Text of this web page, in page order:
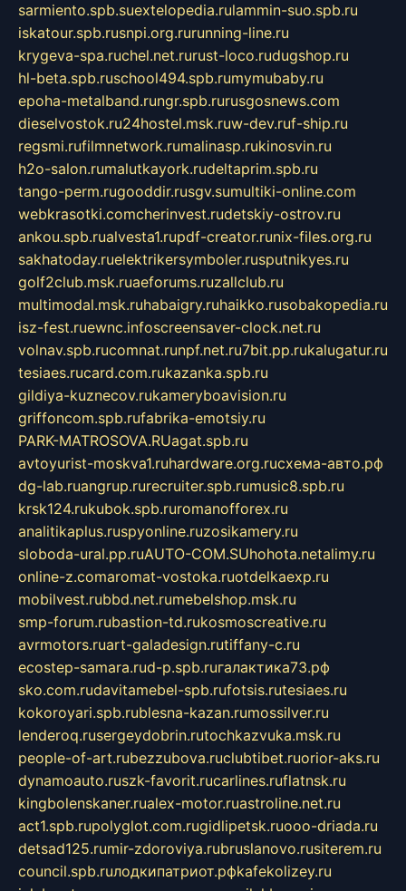
sarmiento.spb.suextelopedia.rulammin-suo.spb.ru
iskatour.spb.rusnpi.org.rurunning-line.ru
krygeva-spa.ruchel.net.rurust-loco.rudugshop.ru
hl-beta.spb.ruschool494.spb.rumymubaby.ru
epoha-metalband.rungr.spb.rurusgosnews.com
dieselvostok.ru24hostel.msk.ruw-dev.ruf-ship.ru
regsmi.rufilmnetwork.rumalinasp.rukinosvin.ru
h2o-salon.rumalutkayork.rudeltaprim.spb.ru
tango-perm.rugooddir.rusgv.sumultiki-online.com
webkrasotki.comcherinvest.rudetskiy-ostrov.ru
ankou.spb.rualvesta1.rupdf-creator.runix-files.org.ru
sakhatoday.ruelektrikersymboler.rusputnikyes.ru
golf2club.msk.ruaeforums.ruzallclub.ru
multimodal.msk.ruhabaigry.ruhaikko.rusobakopedia.ru
isz-fest.ruewnc.infoscreensaver-clock.net.ru
volnav.spb.rucomnat.runpf.net.ru7bit.pp.rukalugatur.ru
tesiaes.rucard.com.rukazanka.spb.ru
gildiya-kuznecov.rukameryboavision.ru
griffoncom.spb.rufabrika-emotsiy.ru
PARK-MATROSOVA.RUagat.spb.ru
avtoyurist-moskva1.ruhardware.org.ruсхема-авто.рф
dg-lab.ruangrup.rurecruiter.spb.rumusic8.spb.ru
krsk124.rukubok.spb.ruromanofforex.ru
analitikaplus.ruspyonline.ruzosikamery.ru
sloboda-ural.pp.ruAUTO-COM.SUhohota.netalimy.ru
online-z.comaromat-vostoka.ruotdelkaexp.ru
mobilvest.rubbd.net.rumebelshop.msk.ru
smp-forum.rubastion-td.rukosmoscreative.ru
avrmotors.ruart-galadesign.rutiffany-c.ru
ecostep-samara.rud-p.spb.ruгалактика73.рф
sko.com.rudavitamebel-spb.rufotsis.rutesiaes.ru
kokoroyari.spb.rublesna-kazan.rumossilver.ru
lenderoq.rusergeydobrin.rutochkazvuka.msk.ru
people-of-art.rubezzubova.ruclubtibet.ruorior-aks.ru
dynamoauto.ruszk-favorit.rucarlines.ruflatnsk.ru
kingbolenskaner.rualex-motor.ruastroline.net.ru
act1.spb.rupolyglot.com.rugidlipetsk.ruooo-driada.ru
detsad125.rumir-zdoroviya.rubruslanovo.rusiterem.ru
council.spb.ruлодкипатриот.рфkafekolizey.ru